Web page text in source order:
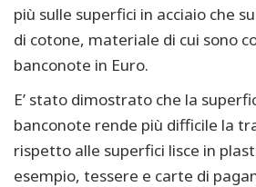
più sulle superfici in acciaio che
di cotone, materiale di cui sono
banconote in Euro.
E’ stato dimostrato che la
banconote rende più difficile la
rispetto alle superfici lisce in
esempio, tessere e carte di